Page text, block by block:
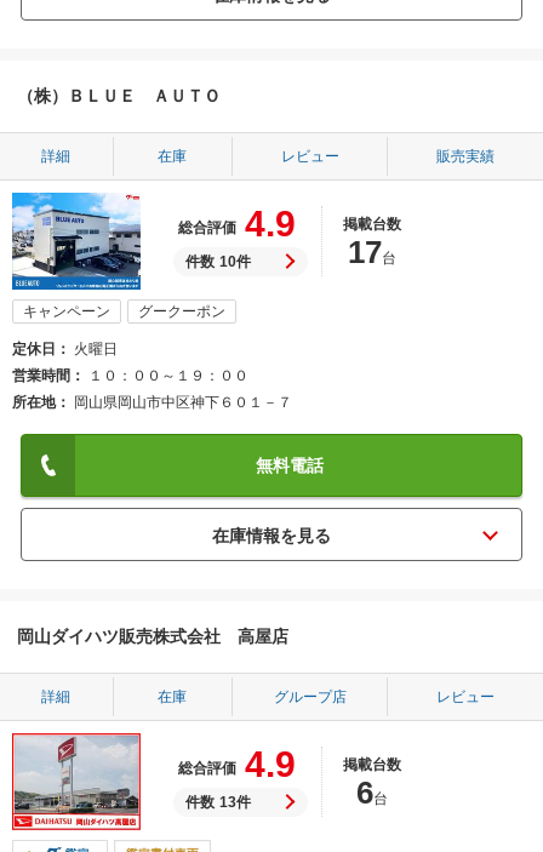
（株）ＢＬＵＥ ＡＵＴＯ
詳細 在庫 レビュー 販売実績
総合評価 4.9
件数 10件
掲載台数
17台
キャンペーン グークーポン
定休日
火曜日
営業時間
１０：００～１９：００
所在地
岡山県岡山市中区神下６０１－７
無料電話
岡山ダイハツ販売株式会社 高屋店
詳細 在庫 グループ店 レビュー
総合評価 4.9
件数 13件
掲載台数
6台